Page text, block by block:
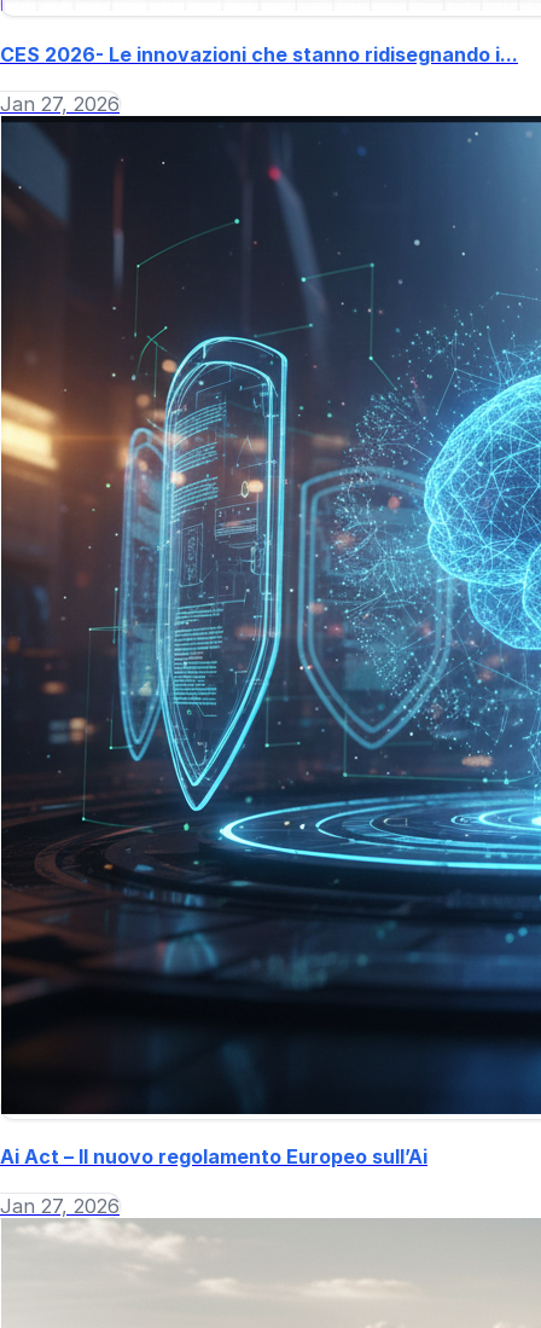
CES 2026- Le innovazioni che stanno ridisegnando i...
Jan 27, 2026
Ai Act – Il nuovo regolamento Europeo sull’Ai
Jan 27, 2026